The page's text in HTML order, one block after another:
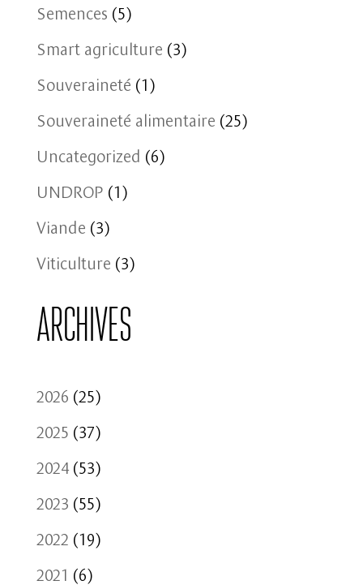
Semences (5)
Smart agriculture (3)
Souveraineté (1)
Souveraineté alimentaire (25)
Uncategorized (6)
UNDROP (1)
Viande (3)
Viticulture (3)
Archives
2026 (25)
2025 (37)
2024(53)
2023 (55)
2022 (19)
2021 (6)